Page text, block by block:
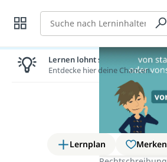
Suche
Lernplan Merken
Lernen lohnt sich!
Entdecke hier deine Chancen.